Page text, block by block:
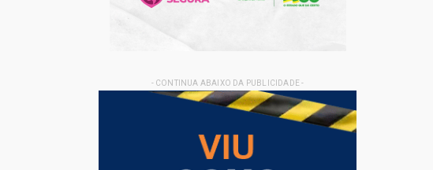
- CONTINUA ABAIXO DA PUBLICIDADE -